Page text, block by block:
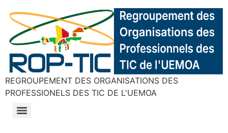
REGROUPEMENT DES ORGANISATIONS DES
PROFESSIONELS DES TIC DE L'UEMOA